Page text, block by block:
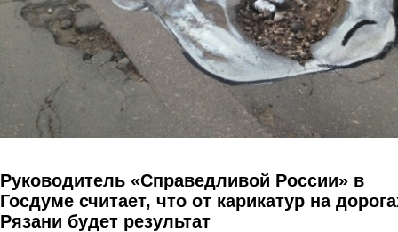
Руководитель «Справедливой России» в
Госдуме считает, что от карикатур на
Рязани будет результат